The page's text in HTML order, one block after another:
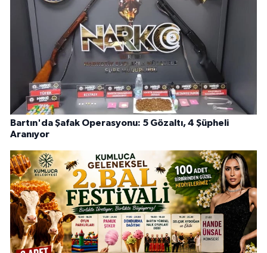
Bartın'da Şafak Operasyonu: 5 Gözaltı, 4 Şüpheli
Aranıyor